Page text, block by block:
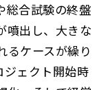
総合試験の終盤
噴出し、大きな
るケースが繰り
ジェクト開始時